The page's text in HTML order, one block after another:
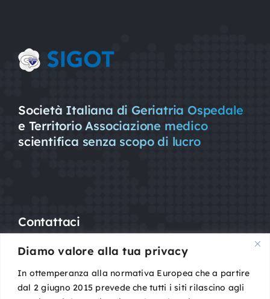
Diamo valore alla tua privacy
In ottemperanza alla normativa Europea che a partire
dal 2 giugno 2015 prevede che tutti i siti rilascino agli
Società Italiana di Geriatria Ospedale
e Territorio Associazione medico
scientifica senza scopo di lucro
Contattaci
Mail:segreteria@sigot.org
PEC:sigot@pec.it